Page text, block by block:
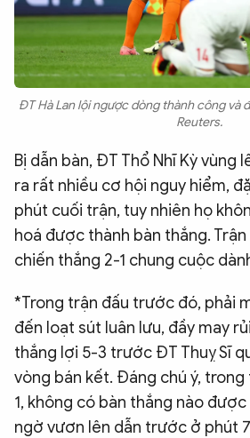
ĐT Hà Lan lội ngược dòng thành công và
Reuters.
Bị dẫn bàn, ĐT Thổ Nhĩ Kỳ vùng
ra rất nhiều cơ hội nguy hiểm,
phút cuối trận, tuy nhiên họ
hoá được thành bàn thắng.
chiến thắng 2-1 chung cuộc
*Trong trận đấu trước đó, phải
đến loạt sút luân lưu, đầy may
thắng lợi 5-3 trước ĐT Thuỵ Sĩ
vòng bán kết. Đáng chú ý, trong
1, không có bàn thắng nào được
ngờ vươn lên dẫn trước ở phút